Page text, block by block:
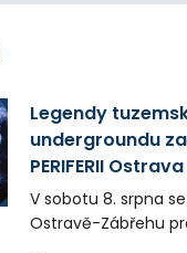
Legendy
undergroundu
PERIFERII
V sobotu 8. srpna
Ostravě-Zábřehu